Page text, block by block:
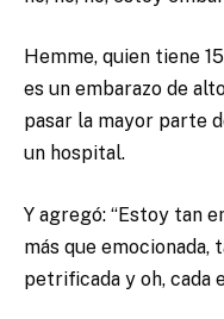
Hemme, quien tiene
es un embarazo de
pasar la mayor parte
un hospital.
Y agregó: “Estoy tan
más que emocionada,
petrificada y oh, cada